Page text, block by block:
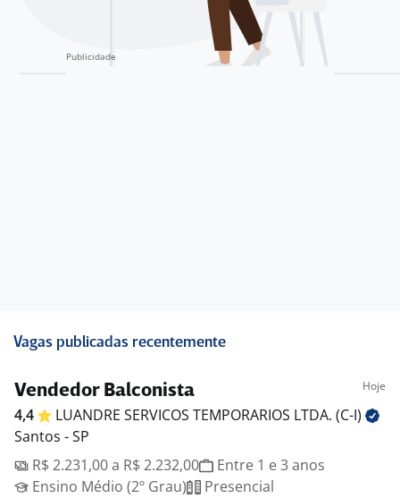
Vagas publicadas recentemente
Vendedor Balconista Hoje
4,4 LUANDRE SERVICOS TEMPORARIOS LTDA. (C-I)
Santos - SP
R$ 2.231,00 a R$ 2.232,00
Entre 1 e 3 anos
Ensino Médio (2º Grau)
Presencial